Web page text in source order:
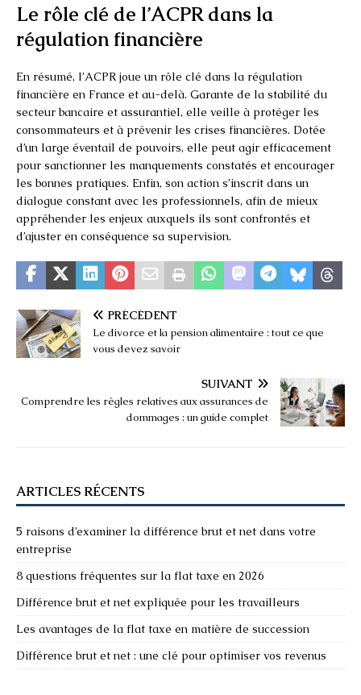
Le rôle clé de l’ACPR dans la
régulation financière
En résumé, l’ACPR joue un rôle clé dans la régulation
financière en France et au-delà. Garante de la stabilité du
secteur bancaire et assurantiel, elle veille à protéger les
consommateurs et à prévenir les crises financières. Dotée
d’un large éventail de pouvoirs, elle peut agir efficacement
pour sanctionner les manquements constatés et encourager
les bonnes pratiques. Enfin, son action s’inscrit dans un
dialogue constant avec les professionnels, afin de mieux
appréhender les enjeux auxquels ils sont confrontés et
d’ajuster en conséquence sa supervision.
PRÉCÉDENT
Le divorce et la pension alimentaire : tout ce que
vous devez savoir
SUIVANT
Comprendre les règles relatives aux assurances de
dommages : un guide complet
ARTICLES RÉCENTS
5 raisons d’examiner la différence brut et net dans votre
entreprise
8 questions fréquentes sur la flat taxe en 2026
Différence brut et net expliquée pour les travailleurs
Les avantages de la flat taxe en matière de succession
Différence brut et net : une clé pour optimiser vos revenus